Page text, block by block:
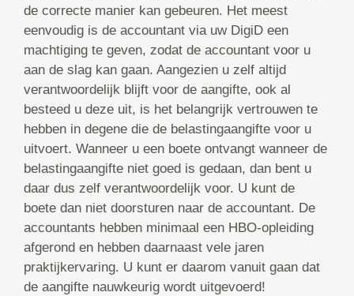
de correcte manier kan gebeuren. Het meest
eenvoudig is de accountant via uw DigiD een
machtiging te geven, zodat de accountant voor u
aan de slag kan gaan. Aangezien u zelf altijd
verantwoordelijk blijft voor de aangifte, ook al
besteed u deze uit, is het belangrijk vertrouwen te
hebben in degene die de belastingaangifte voor u
uitvoert. Wanneer u een boete ontvangt wanneer de
belastingaangifte niet goed is gedaan, dan bent u
daar dus zelf verantwoordelijk voor. U kunt de
boete dan niet doorsturen naar de accountant. De
accountants hebben minimaal een HBO-opleiding
afgerond en hebben daarnaast vele jaren
praktijkervaring. U kunt er daarom vanuit gaan dat
de aangifte nauwkeurig wordt uitgevoerd!